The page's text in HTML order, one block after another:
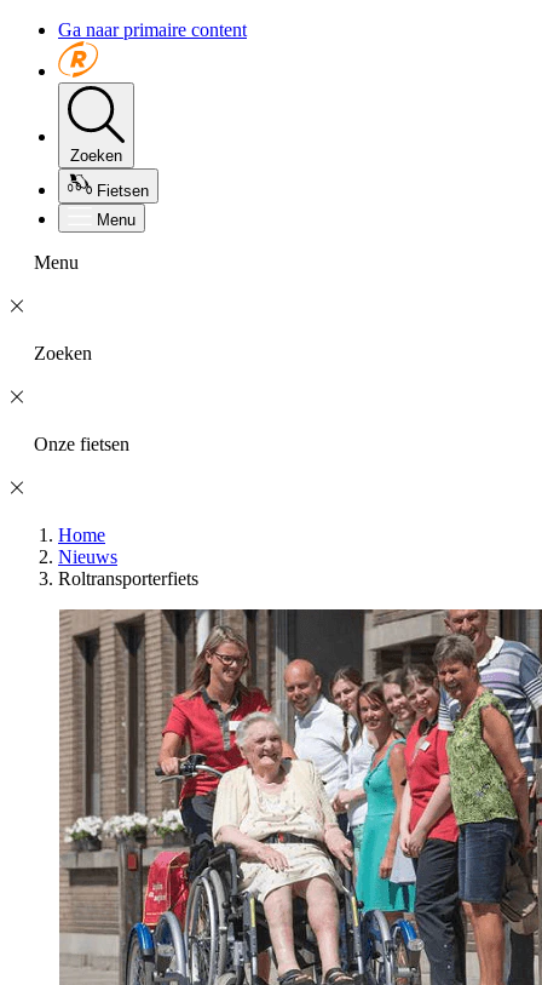
Ga naar primaire content
Zoeken
Fietsen
Menu
Menu
Zoeken
Onze fietsen
Home
Nieuws
Roltransporterfiets